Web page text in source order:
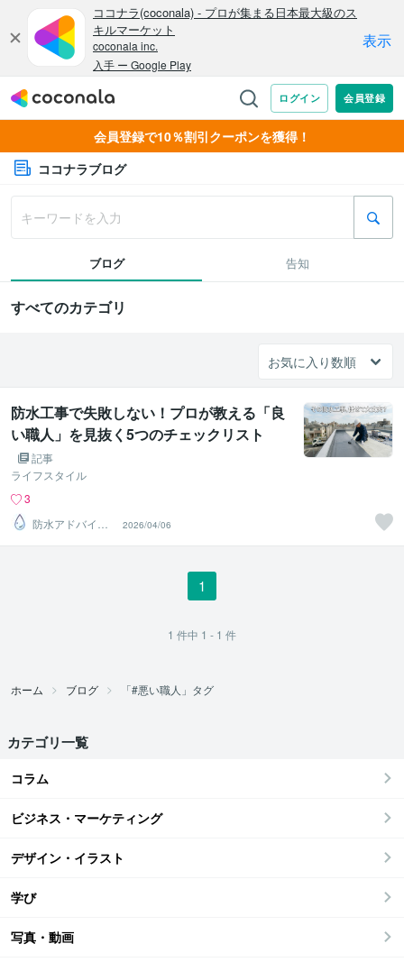
会員登録で10％割引クーポンを獲得！
ココナラブログ
ブログ 告知
すべてのカテゴリ
防水工事で失敗しない！プロが教える「良
い職人」を見抜く5つのチェックリスト
記事
ライフスタイル
3
防水アドバイザ
ー
2026/04/06
1
1 件中 1 - 1 件
ホーム ブログ 「#悪い職人」タグ
カテゴリ一覧
コラム
ビジネス・マーケティング
デザイン・イラスト
学び
写真・動画